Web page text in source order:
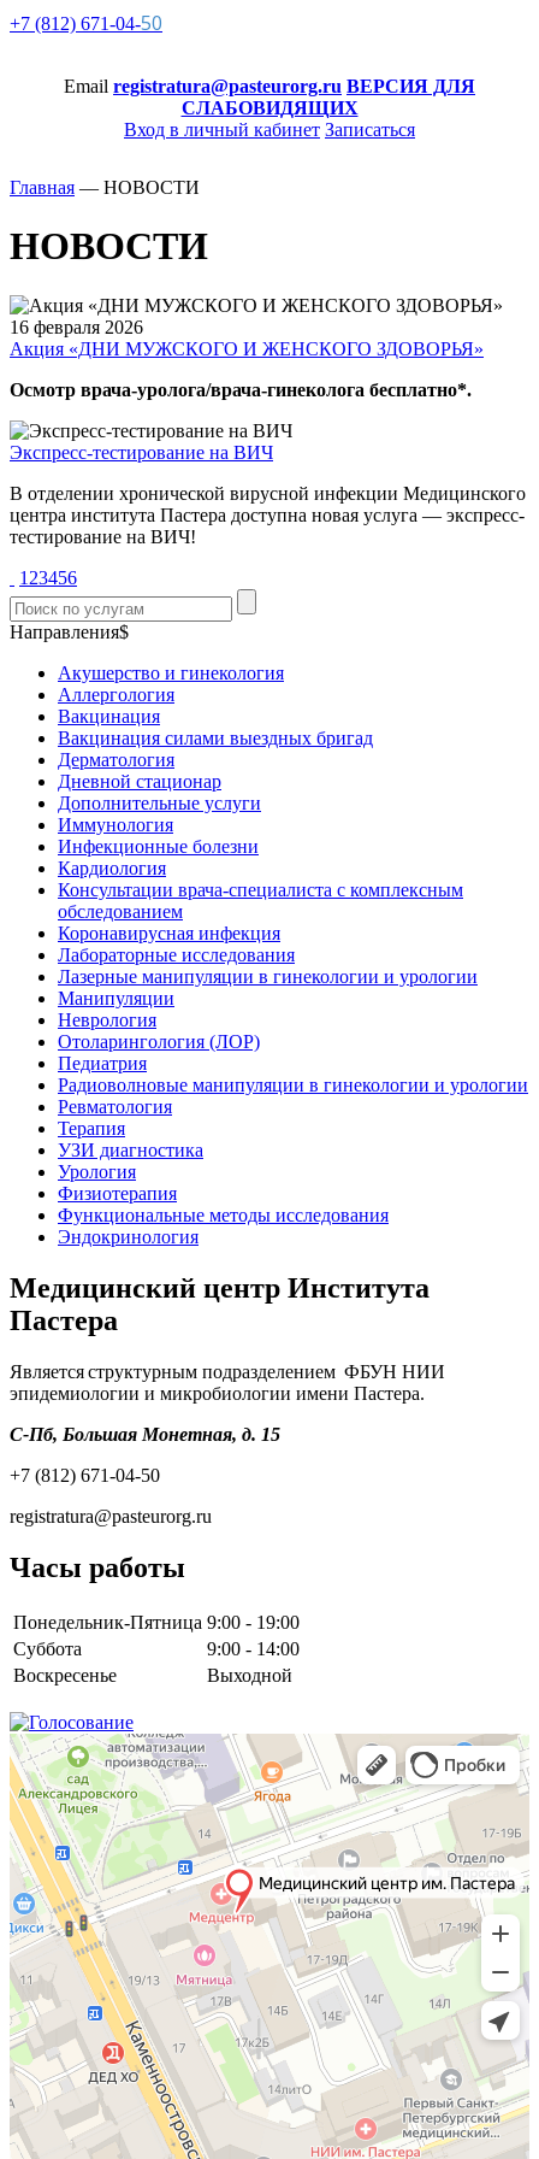
+7 (812) 671-04-50
Email registratura@pasteurorg.ru ВЕРСИЯ ДЛЯ
СЛАБОВИДЯЩИХ
Вход в личный кабинет Записаться
Главная — НОВОСТИ
НОВОСТИ
16 февраля 2026
Акция «ДНИ МУЖСКОГО И ЖЕНСКОГО ЗДОВОРЬЯ»
Осмотр врача-уролога/врача-гинеколога бесплатно*.
Экспресс-тестирование на ВИЧ
В отделении хронической вирусной инфекции Медицинского
центра института Пастера доступна новая услуга — экспресс-
тестирование на ВИЧ!
1 23456
Направления$
Акушерство и гинекология
Аллергология
Вакцинация
Вакцинация силами выездных бригад
Дерматология
Дневной стационар
Дополнительные услуги
Иммунология
Инфекционные болезни
Кардиология
Консультации врача-специалиста с комплексным
обследованием
Коронавирусная инфекция
Лабораторные исследования
Лазерные манипуляции в гинекологии и урологии
Манипуляции
Неврология
Отоларингология (ЛОР)
Педиатрия
Радиоволновые манипуляции в гинекологии и урологии
Ревматология
Терапия
УЗИ диагностика
Урология
Физиотерапия
Функциональные методы исследования
Эндокринология
Медицинский центр Института
Пастера
Является структурным подразделением ФБУН НИИ
эпидемиологии и микробиологии имени Пастера.
С-Пб, Большая Монетная, д. 15
+7 (812) 671-04-50
registratura@pasteurorg.ru
Часы работы
Понедельник-Пятница 9:00 - 19:00
Суббота
9:00 - 14:00
Воскресенье
Выходной